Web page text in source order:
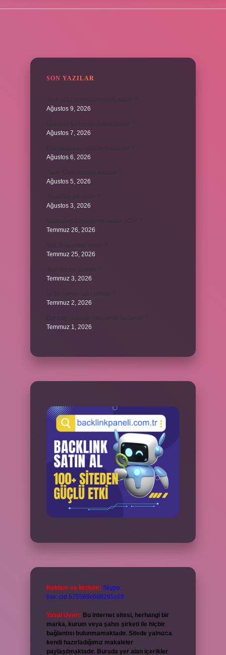
SON YAZILAR
Yedi çeşit baharat nerede satılır ?
Ağustos 9, 2026
Mantara’ya hangi doktor bakar ?
Ağustos 7, 2026
Dünyada kaç cesit baharat var ?
Ağustos 6, 2026
Ağustos 5, 2026
Ağustos 3, 2026
Temmuz 26, 2026
Temmuz 25, 2026
Temmuz 3, 2026
Temmuz 2, 2026
Temmuz 1, 2026
Reklam ve İletişim: Skype:
live:.cid.575569c608265c69
Yasal Uyarı: Bu internet sitesi, herhangi bir
marka, kurum veya şahıs şirketi ile hiçbir
bağlantısı bulunmamaktadır. Sitede yalnızca
kendi hazırladığımız makaleler
paylaşılmaktadır. Burada yer alan içerikler